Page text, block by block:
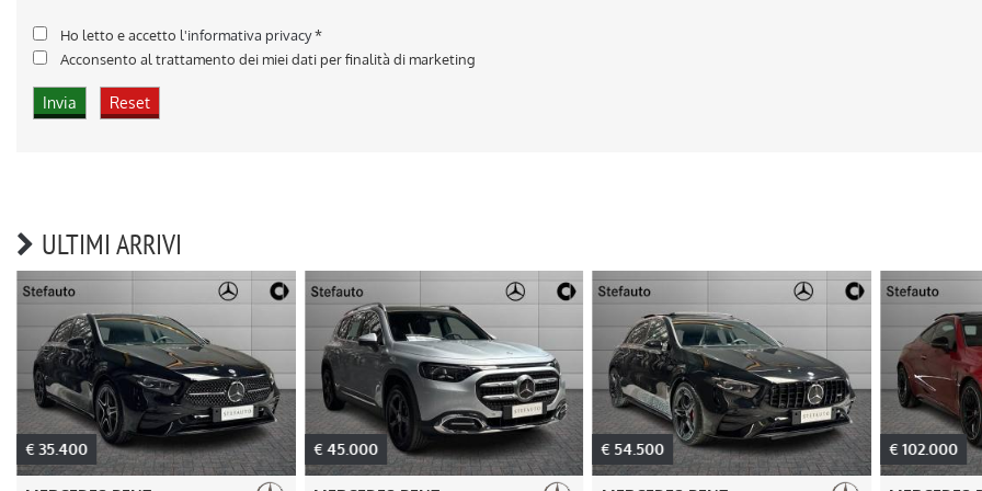
Ho letto e accetto l'informativa privacy*
Acconsento al trattamento dei miei dati per finalità di marketing
ULTIMI ARRIVI
€ 35.400 € 45.000 € 54.500 € 102.000